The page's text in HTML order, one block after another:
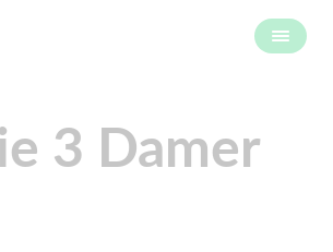
3 Damer